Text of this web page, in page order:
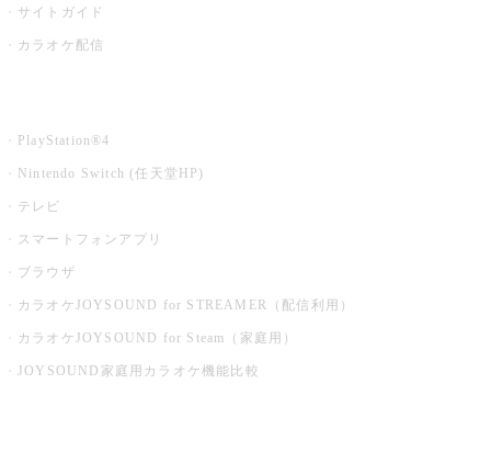
サイトガイド
カラオケ配信
PlayStation®4
Nintendo Switch (任天堂HP)
テレビ
スマートフォンアプリ
ブラウザ
カラオケJOYSOUND for STREAMER（配信利用）
カラオケJOYSOUND for Steam（家庭用）
JOYSOUND家庭用カラオケ機能比較